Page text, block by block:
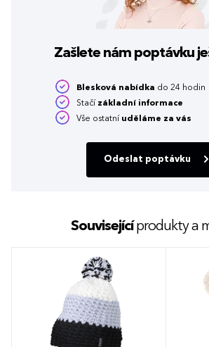
Zašlete nám poptávku
Blesková nabídka do 24 hodin
Stačí základní informace
Vše ostatní uděláme za vás
Odeslat poptávku
Souvisejícíprodukty a